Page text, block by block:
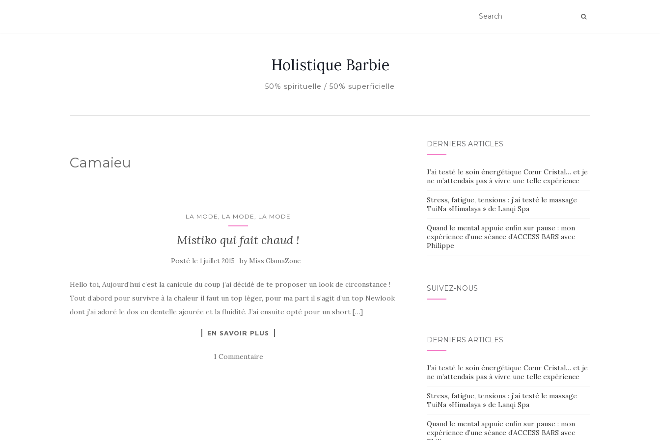
Holistique Barbie
50% spirituelle / 50% superficielle
Camaieu
LA MODE, LA MODE, LA MODE
Mistiko qui fait chaud !
Posté le1 juillet 2015 by Miss GlamaZone
Hello toi, Aujourd’hui c’est la canicule du coup j’ai décidé de te proposer un look de circonstance !
Tout d’abord pour survivre à la chaleur il faut un top léger, pour ma part il s’agit d’un top Newlook
dont j’ai adoré le dos en dentelle ajourée et la fluidité. J’ai ensuite opté pour un short […]
EN SAVOIR PLUS
1 Commentaire
DERNIERS ARTICLES
J’ai testé le soin énergétique Cœur Cristal… et je
ne m’attendais pas à vivre une telle expérience
Stress, fatigue, tensions : j’ai testé le massage
TuiNa »Himalaya » de Lanqi Spa
Quand le mental appuie enfin sur pause : mon
expérience d’une séance d’ACCESS BARS avec
Philippe
SUIVEZ-NOUS
DERNIERS ARTICLES
J’ai testé le soin énergétique Cœur Cristal… et je
ne m’attendais pas à vivre une telle expérience
Stress, fatigue, tensions : j’ai testé le massage
TuiNa »Himalaya » de Lanqi Spa
Quand le mental appuie enfin sur pause : mon
expérience d’une séance d’ACCESS BARS avec